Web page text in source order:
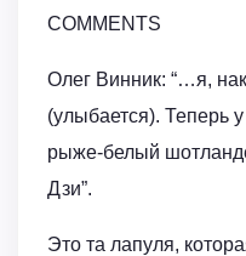
COMMENTS
Олег Винник: “…я,
(улыбается). Теперь
рыже-белый
Дзи”.
Это та лапуля,